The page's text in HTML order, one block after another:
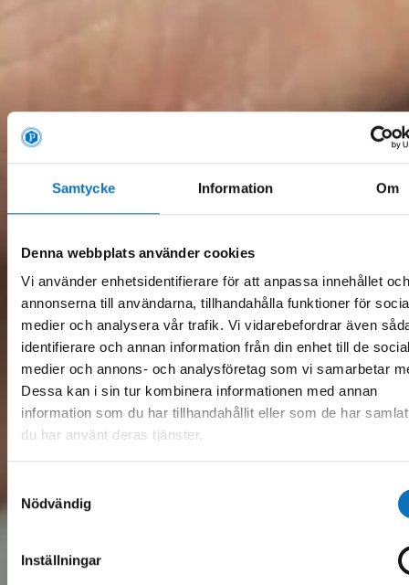
Samtycke Information Om
Denna webbplats använder cookies
Vi använder enhetsidentifierare för att anpassa innehållet och
annonserna till användarna, tillhandahålla funktioner för
medier och analysera vår trafik. Vi vidarebefordrar även
identifierare och annan information från din enhet till de
medier och annons- och analysföretag som vi samarbetar
Dessa kan i sin tur kombinera informationen med annan
information som du har tillhandahållit eller som de har
du har använt deras tjänster.
Nödvändig
Inställningar